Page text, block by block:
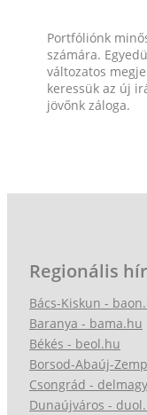
Portfóliónk
számára.
változatos
keressük az új
jövőnk záloga.
Regionális
Bács-Kiskun -
Baranya - bama.hu
Békés - beol.hu
Borsod-Abaúj-
Csongrád -
Dunaújváros -